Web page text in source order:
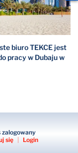
biuro TEKCE jest
pracy w Dubaju w
zalogowany
się
Login